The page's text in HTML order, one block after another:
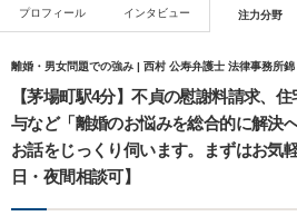
プロフィール インタビュー 注力分野
離婚・男女問題での強み | 西村 公寿弁護士 法律事務所錦
【茅場町駅4分】不貞の慰謝料請求、
与など「離婚のお悩みを総合的に解決
お話をじっくり伺います。まずはお気
日・夜間相談可】